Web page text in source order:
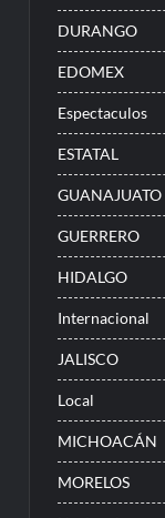
DURANGO
EDOMEX
Espectaculos
ESTATAL
GUANAJUATO
GUERRERO
HIDALGO
Internacional
JALISCO
Local
MICHOACÁN
MORELOS